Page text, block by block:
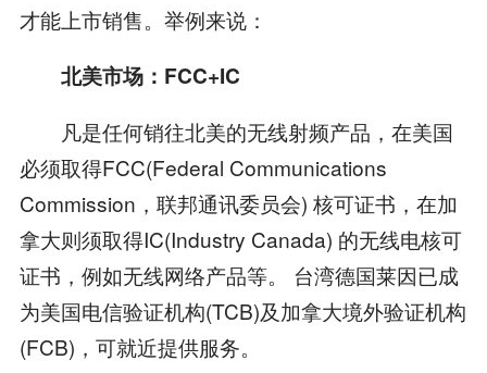
才能上市销售。举例来说：
北美市场：FCC+IC
凡是任何销往北美的无线射频产品，在美国
必须取得FCC(Federal Communications
Commission，联邦通讯委员会) 核可证书，在加
拿大则须取得IC(Industry Canada) 的无线电核可
证书，例如无线网络产品等。 台湾德国莱因已成
为美国电信验证机构(TCB)及加拿大境外验证机构
(FCB)，可就近提供服务。